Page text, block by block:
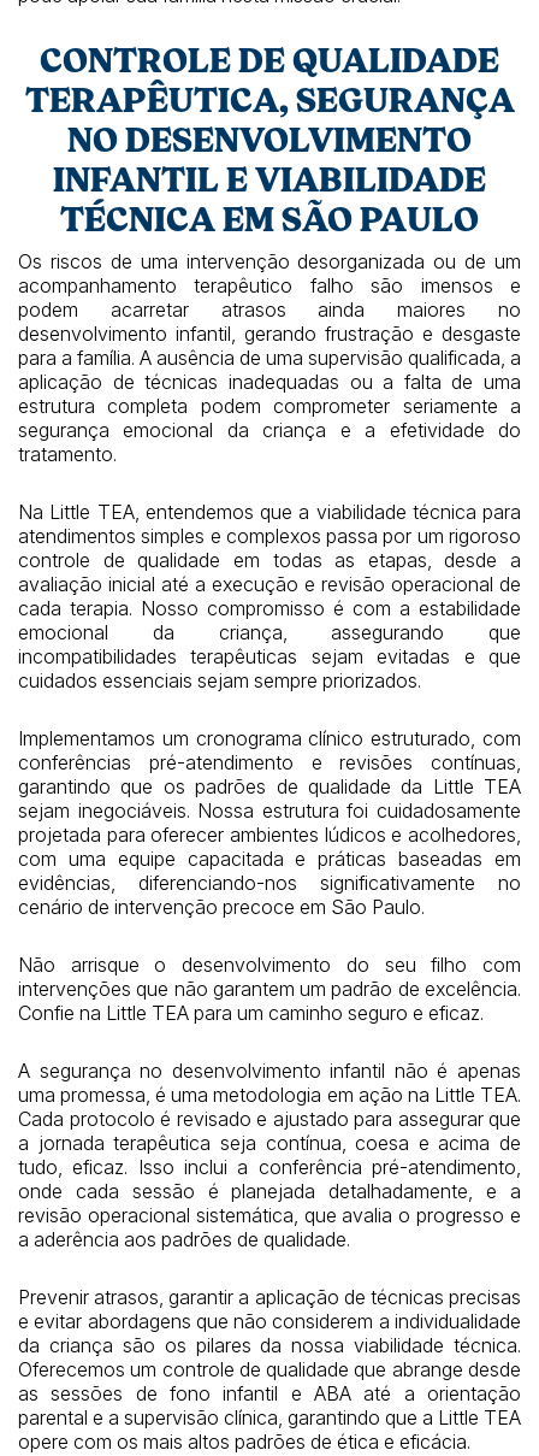
CONTROLE DE QUALIDADE
TERAPÊUTICA, SEGURANÇA
NO DESENVOLVIMENTO
INFANTIL E VIABILIDADE
TÉCNICA EM SÃO PAULO
Os riscos de uma intervenção desorganizada ou de um
acompanhamento terapêutico falho são imensos e
podem acarretar atrasos ainda maiores no
desenvolvimento infantil, gerando frustração e desgaste
para a família. A ausência de uma supervisão qualificada, a
aplicação de técnicas inadequadas ou a falta de uma
estrutura completa podem comprometer seriamente a
segurança emocional da criança e a efetividade do
tratamento.
Na Little TEA, entendemos que a viabilidade técnica para
atendimentos simples e complexos passa por um rigoroso
controle de qualidade em todas as etapas, desde a
avaliação inicial até a execução e revisão operacional de
cada terapia. Nosso compromisso é com a estabilidade
emocional da criança, assegurando que
incompatibilidades terapêuticas sejam evitadas e que
cuidados essenciais sejam sempre priorizados.
Implementamos um cronograma clínico estruturado, com
conferências pré-atendimento e revisões contínuas,
garantindo que os padrões de qualidade da Little TEA
sejam inegociáveis. Nossa estrutura foi cuidadosamente
projetada para oferecer ambientes lúdicos e acolhedores,
com uma equipe capacitada e práticas baseadas em
evidências, diferenciando-nos significativamente no
cenário de intervenção precoce em São Paulo.
Não arrisque o desenvolvimento do seu filho com
intervenções que não garantem um padrão de excelência.
Confie na Little TEA para um caminho seguro e eficaz.
A segurança no desenvolvimento infantil não é apenas
uma promessa, é uma metodologia em ação na Little TEA.
Cada protocolo é revisado e ajustado para assegurar que
a jornada terapêutica seja contínua, coesa e acima de
tudo, eficaz. Isso inclui a conferência pré-atendimento,
onde cada sessão é planejada detalhadamente, e a
revisão operacional sistemática, que avalia o progresso e
a aderência aos padrões de qualidade.
Prevenir atrasos, garantir a aplicação de técnicas precisas
e evitar abordagens que não considerem a individualidade
da criança são os pilares da nossa viabilidade técnica.
Oferecemos um controle de qualidade que abrange desde
as sessões de fono infantil e ABA até a orientação
parental e a supervisão clínica, garantindo que a Little TEA
opere com os mais altos padrões de ética e eficácia.